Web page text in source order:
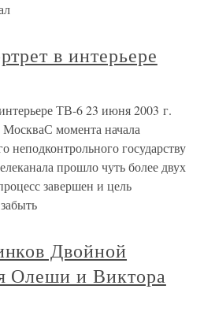
в интерьере
ТВ-6 23 июня 2003 г.
момента начала
неподконтрольного государству
прошло чуть более двух
завершен и цель
Двойной
Олеши и Виктора